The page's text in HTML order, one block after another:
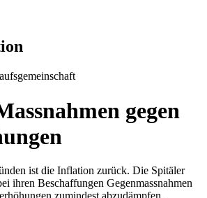
gegen
ist die Inflation zurück. Die Spitäler
ihren Beschaffungen Gegenmassnahmen